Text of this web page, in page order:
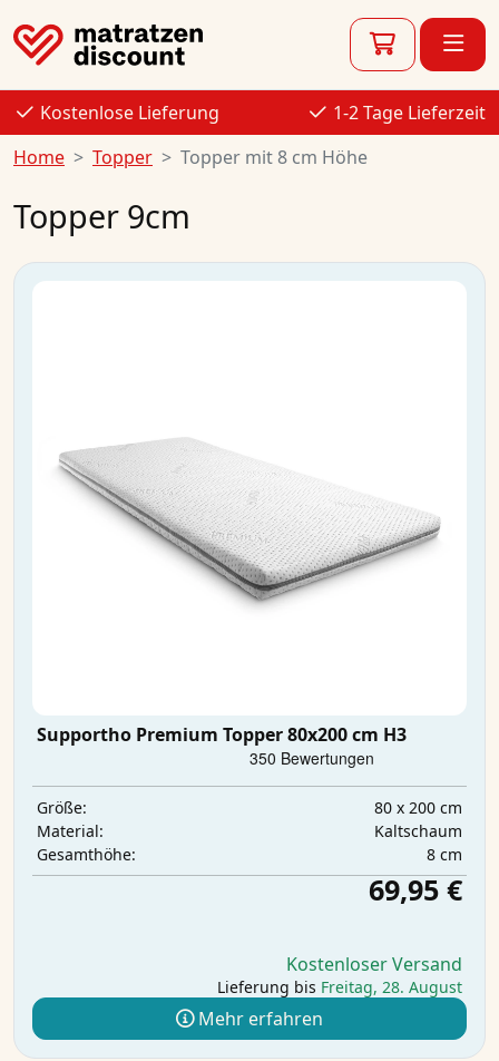
Kostenlose Lieferung
1-2 Tage Lieferzeit
Home
Topper Topper mit 8 cm Höhe
Topper 9cm
Supportho Premium Topper 80x200 cm H3
Größe:
80 x 200 cm
Material:
Kaltschaum
Gesamthöhe:
8 cm
69,95 €
Kostenloser Versand
Lieferung bis Freitag, 28. August
Mehr erfahren